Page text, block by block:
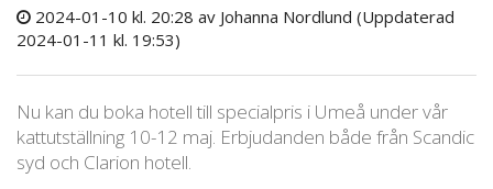
2024-01-10 kl. 20:28 av Johanna Nordlund (Uppdaterad
2024-01-11 kl. 19:53)
Nu kan du boka hotell till specialpris i Umeå under vår
kattutställning 10-12 maj. Erbjudanden både från Scandic
syd och Clarion hotell.